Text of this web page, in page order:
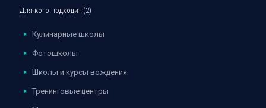
Для кого подходит (2)
Кулинарные школы
Фотошколы
Школы и курсы вождения
Тренинговые центры